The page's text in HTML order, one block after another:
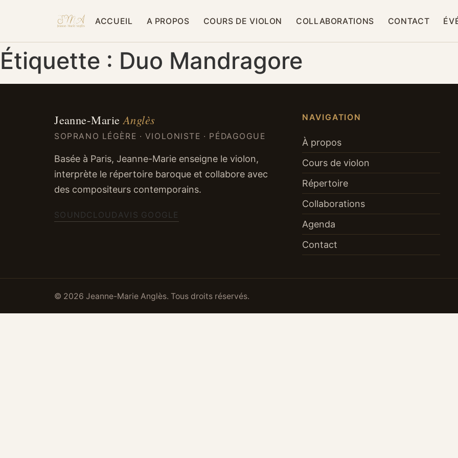
ACCUEIL A PROPOS COURS DE VIOLON COLLABORATIONS CONTACT
Étiquette : Duo Mandragore
Jeanne-MarieAnglès
SOPRANO LÉGÈRE · VIOLONISTE · PÉDAGOGUE
Basée à Paris, Jeanne-Marie enseigne le violon,
interprète le répertoire baroque et collabore avec
des compositeurs contemporains.
SOUNDCLOUD AVIS GOOGLE
NAVIGATION
À propos
Cours de violon
Répertoire
Collaborations
Agenda
Contact
© 2026 Jeanne-Marie Anglès. Tous droits réservés.